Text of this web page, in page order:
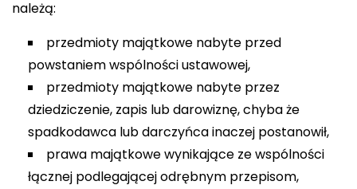
należą:
przedmioty majątkowe nabyte przed
powstaniem wspólności ustawowej,
przedmioty majątkowe nabyte przez
dziedziczenie, zapis lub darowiznę, chyba że
spadkodawca lub darczyńca inaczej postanowił,
prawa majątkowe wynikające ze wspólności
łącznej podlegającej odrębnym przepisom,